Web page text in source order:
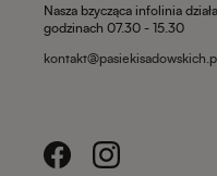
Nasza bzycząca infolinia
godzinach 07.30 - 15.30
kontakt@pasiekisadowskich.pl